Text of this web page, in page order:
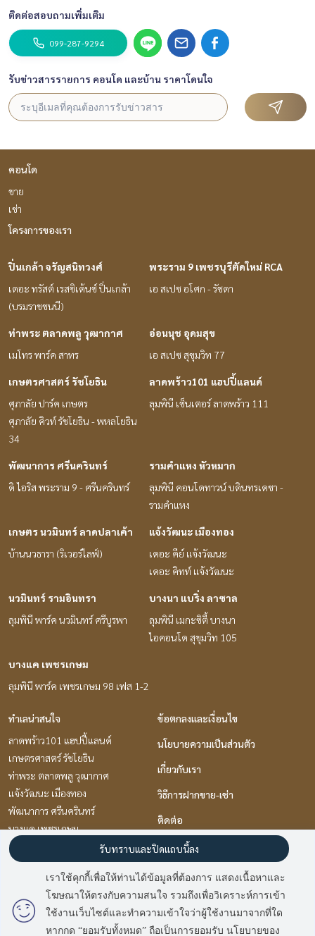
ติดต่อสอบถามเพิ่มเติม
099-287-9294
รับข่าวสารรายการ คอนโด และบ้าน ราคาโดนใจ
คอนโด
ขาย
เช่า
โครงการของเรา
ปิ่นเกล้า จรัญสนิทวงศ์
เดอะ ทรัสต์ เรสซิเด้นซ์ ปิ่นเกล้า
(บรมราชชนนี)
พระราม 9 เพชรบุรีตัดใหม่ RCA
เอ สเปซ อโศก - รัชดา
ท่าพระ ตลาดพลู วุฒากาศ
เมโทร พาร์ค สาทร
อ่อนนุช อุดมสุข
เอ สเปซ สุขุมวิท 77
เกษตรศาสตร์ รัชโยธิน
ศุภาลัย ปาร์ค เกษตร
ศุภาลัย คิวท์ รัชโยธิน - พหลโยธิน
34
ลาดพร้าว101 แฮปปี้แลนด์
ลุมพินี เซ็นเตอร์ ลาดพร้าว 111
พัฒนาการ ศรีนครินทร์
ดิ ไอริส พระราม 9 - ศรีนครินทร์
รามคำแหง หัวหมาก
ลุมพินี คอนโดทาวน์ บดินทรเดชา -
รามคำแหง
เกษตร นวมินทร์ ลาดปลาเค้า
บ้านนวธารา (ริเวอร์ไลฟ์)
แจ้งวัฒนะ เมืองทอง
เดอะ คีย์ แจ้งวัฒนะ
เดอะ คิทท์ แจ้งวัฒนะ
นวมินทร์ รามอินทรา
ลุมพินี พาร์ค นวมินทร์ ศรีบูรพา
บางนา แบริ่ง ลาซาล
ลุมพินี เมกะซิตี้ บางนา
ไอคอนโด สุขุมวิท 105
บางแค เพชรเกษม
ลุมพินี พาร์ค เพชรเกษม 98 เฟส 1-2
ทำเลน่าสนใจ
ลาดพร้าว101 แฮปปี้แลนด์
เกษตรศาสตร์ รัชโยธิน
ท่าพระ ตลาดพลู วุฒากาศ
แจ้งวัฒนะ เมืองทอง
พัฒนาการ ศรีนครินทร์
บางแค เพชรเกษม
นวมินทร์ รามอินทรา
บางนา แบริ่ง ลาซาล
รามคำแหง หัวหมาก
พระราม 9 เพชรบุรีตัดใหม่ RCA
ข้อตกลงและเงื่อนไข
นโยบายความเป็นส่วนตัว
เกี่ยวกับเรา
วิธีการฝากขาย-เช่า
ติดต่อ
เราใช้คุกกี้เพื่อให้ท่านได้ข้อมูลที่ต้องการ แสดงเนื้อหาและ
โฆษณาให้ตรงกับความสนใจ รวมถึงเพื่อวิเคราะห์การเข้า
ใช้งานเว็บไซต์และทำความเข้าใจว่าผู้ใช้งานมาจากที่ใด
หากกด “ยอมรับทั้งหมด” ถือเป็นการยอมรับ นโยบายของ
รับทราบและปิดแถบนี้ลง